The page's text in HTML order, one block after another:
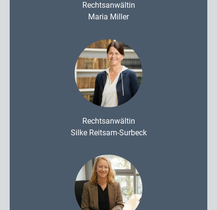
Rechtsanwältin
Maria Miller
Rechtsanwältin
Silke Reitsam-Surbeck